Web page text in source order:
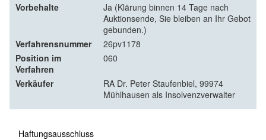
Vorbehalte
Ja (Klärung binnen 14 Tage nach
Auktionsende, Sie bleiben an Ihr Gebot
gebunden.)
Verfahrensnummer
26pv1178
Position im
Verfahren
060
Verkäufer
RA Dr. Peter Staufenbiel, 99974
Mühlhausen als Insolvenzverwalter
Haftungsausschluss